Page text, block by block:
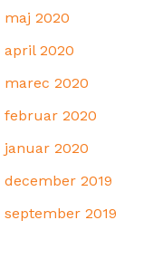
maj 2020
april 2020
marec 2020
februar 2020
januar 2020
december 2019
september 2019